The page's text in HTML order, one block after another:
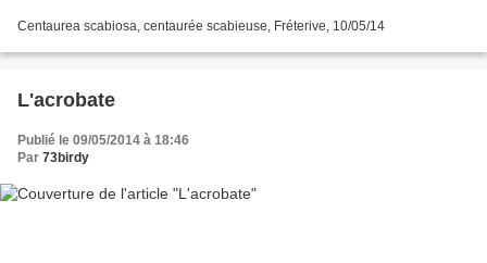
Centaurea scabiosa, centaurée scabieuse, Fréterive, 10/05/14
L'acrobate
Publié le 09/05/2014 à 18:46
Par 73birdy